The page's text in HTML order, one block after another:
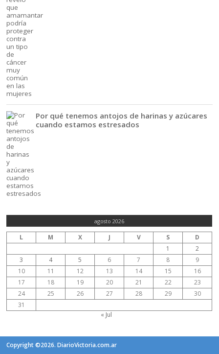
Por qué tenemos antojos de harinas y azúcares
cuando estamos estresados
agosto 2026
L M X J V S
D
1
2
3
4 5 6 7 8
9
10
11 12 13 14 15
16
17
18 19 20 21 22
23
24
25 26 27 28 29
30
31
« Jul
Copyright ©2026. DiarioVictoria.com.ar